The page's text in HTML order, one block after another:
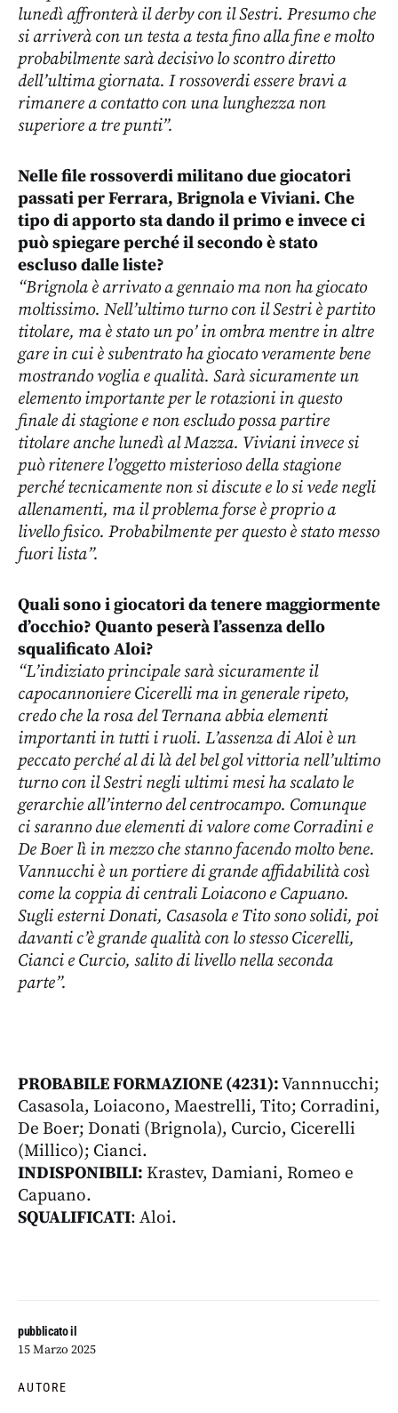
pubblicato il
15 Marzo 2025
AUTORE
lunedì affronterà il derby con il Sestri. Presumo che
si arriverà con un testa a testa fino alla fine e molto
probabilmente sarà decisivo lo scontro diretto
dell’ultima giornata. I rossoverdi essere bravi a
rimanere a contatto con una lunghezza non
superiore a tre punti”.
Nelle file rossoverdi militano due giocatori
passati per Ferrara, Brignola e Viviani. Che
tipo di apporto sta dando il primo e invece ci
può spiegare perché il secondo è stato
escluso dalle liste?
“Brignola è arrivato a gennaio ma non ha giocato
moltissimo. Nell’ultimo turno con il Sestri è partito
titolare, ma è stato un po’ in ombra mentre in altre
gare in cui è subentrato ha giocato veramente bene
mostrando voglia e qualità. Sarà sicuramente un
elemento importante per le rotazioni in questo
finale di stagione e non escludo possa partire
titolare anche lunedì al Mazza. Viviani invece si
può ritenere l’oggetto misterioso della stagione
perché tecnicamente non si discute e lo si vede negli
allenamenti, ma il problema forse è proprio a
livello fisico. Probabilmente per questo è stato messo
fuori lista”.
Quali sono i giocatori da tenere maggiormente
d’occhio? Quanto peserà l’assenza dello
squalificato Aloi?
“L’indiziato principale sarà sicuramente il
capocannoniere Cicerelli ma in generale ripeto,
credo che la rosa del Ternana abbia elementi
importanti in tutti i ruoli. L’assenza di Aloi è un
peccato perché al di là del bel gol vittoria nell’ultimo
turno con il Sestri negli ultimi mesi ha scalato le
gerarchie all’interno del centrocampo. Comunque
ci saranno due elementi di valore come Corradini e
De Boer lì in mezzo che stanno facendo molto bene.
Vannucchi è un portiere di grande affidabilità così
come la coppia di centrali Loiacono e Capuano.
Sugli esterni Donati, Casasola e Tito sono solidi, poi
davanti c’è grande qualità con lo stesso Cicerelli,
Cianci e Curcio, salito di livello nella seconda
parte”.
PROBABILE FORMAZIONE (4231):Vannnucchi;
Casasola, Loiacono, Maestrelli, Tito; Corradini,
De Boer; Donati (Brignola), Curcio, Cicerelli
(Millico); Cianci.
INDISPONIBILI: Krastev, Damiani, Romeo e
Capuano.
SQUALIFICATI: Aloi.